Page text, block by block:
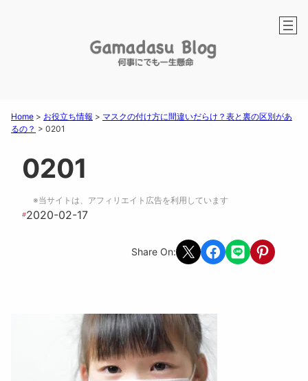
Home > お役立ち情報 > マスクの付け方に間違いだらけ？表と裏の区別があ
るの？ > 0201
0201
※当サイトは、アフィリエイト広告を利用しています
#2020-02-17
Share On: Share on X Share on Facebook
Share on LINEShare on